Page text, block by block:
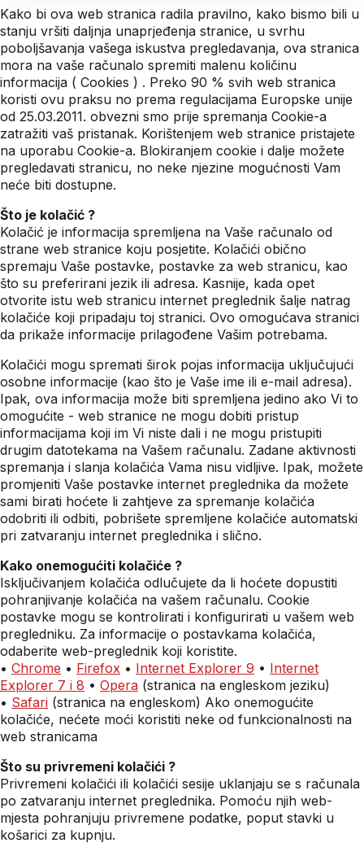
Kako bi ova web stranica radila pravilno, kako bismo bili u
stanju vršiti daljnja unaprjeđenja stranice, u svrhu
poboljšavanja vašega iskustva pregledavanja, ova stranica
mora na vaše računalo spremiti malenu količinu
informacija ( Cookies ) . Preko 90 % svih web stranica
koristi ovu praksu no prema regulacijama Europske unije
od 25.03.2011. obvezni smo prije spremanja Cookie-a
zatražiti vaš pristanak. Korištenjem web stranice pristajete
na uporabu Cookie-a. Blokiranjem cookie i dalje možete
pregledavati stranicu, no neke njezine mogućnosti Vam
neće biti dostupne.
Što je kolačić ?
Kolačić je informacija spremljena na Vaše računalo od
strane web stranice koju posjetite. Kolačići obično
spremaju Vaše postavke, postavke za web stranicu, kao
što su preferirani jezik ili adresa. Kasnije, kada opet
otvorite istu web stranicu internet preglednik šalje natrag
kolačiće koji pripadaju toj stranici. Ovo omogućava stranici
da prikaže informacije prilagođene Vašim potrebama.
Kolačići mogu spremati širok pojas informacija uključujući
osobne informacije (kao što je Vaše ime ili e-mail adresa).
Ipak, ova informacija može biti spremljena jedino ako Vi to
omogućite - web stranice ne mogu dobiti pristup
informacijama koji im Vi niste dali i ne mogu pristupiti
drugim datotekama na Vašem računalu. Zadane aktivnosti
spremanja i slanja kolačića Vama nisu vidljive. Ipak, možete
promjeniti Vaše postavke internet preglednika da možete
sami birati hoćete li zahtjeve za spremanje kolačića
odobriti ili odbiti, pobrišete spremljene kolačiće automatski
pri zatvaranju internet preglednika i slično.
Kako onemogućiti kolačiće ?
Isključivanjem kolačića odlučujete da li hoćete dopustiti
pohranjivanje kolačića na vašem računalu. Cookie
postavke mogu se kontrolirati i konfigurirati u vašem web
pregledniku. Za informacije o postavkama kolačića,
odaberite web-preglednik koji koristite.
• Chrome • Firefox • Internet Explorer 9 • Internet
Explorer 7 i 8 • Opera (stranica na engleskom jeziku)
• Safari (stranica na engleskom) Ako onemogućite
kolačiće, nećete moći koristiti neke od funkcionalnosti na
web stranicama
Što su privremeni kolačići ?
Privremeni kolačići ili kolačići sesije uklanjaju se s računala
po zatvaranju internet preglednika. Pomoću njih web-
mjesta pohranjuju privremene podatke, poput stavki u
košarici za kupnju.